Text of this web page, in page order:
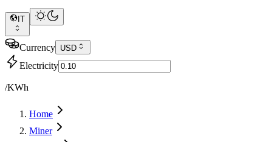
IT
Currency USD
Electricity
/KWh
Home
Miner